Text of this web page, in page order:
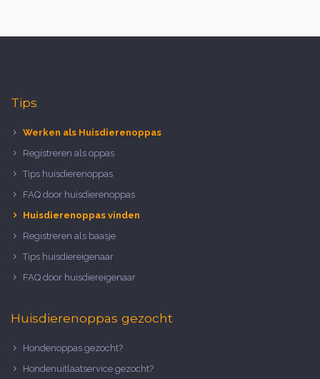
Tips
Werken als Huisdierenoppas
Registreren als oppas
Tips huisdierenoppas
FAQ door huisdierenoppas
Huisdierenoppas vinden
Registreren als baasje
Tips huisdiereigenaar
FAQ door huisdiereigenaar
Huisdierenoppas gezocht
Hondenoppas gezocht?
Hondenuitlaatservice gezocht?